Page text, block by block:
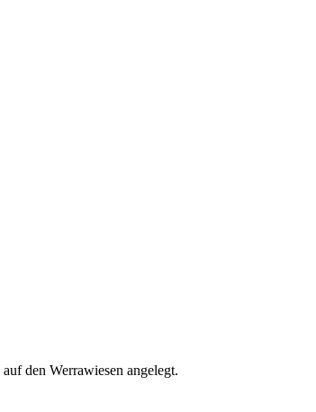
den Werrawiesen angelegt.